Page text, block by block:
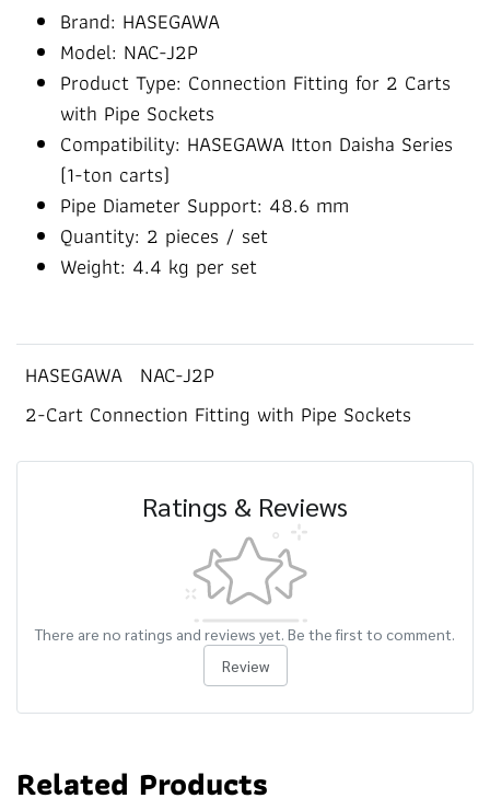
Brand: HASEGAWA
Model: NAC-J2P
Product Type: Connection Fitting for 2 Carts
with Pipe Sockets
Compatibility: HASEGAWA Itton Daisha Series
(1-ton carts)
Pipe Diameter Support: 48.6 mm
Quantity: 2 pieces / set
Weight: 4.4 kg per set
HASEGAWA NAC-J2P
2-Cart Connection Fitting with Pipe Sockets
Ratings & Reviews
There are no ratings and reviews yet. Be the first to comment.
Review
Related Products